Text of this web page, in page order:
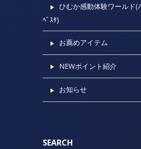
ひむか感動体験ワールド(ﾉ
ﾍﾞｽﾀ)
お薦めアイテム
NEWポイント紹介
お知らせ
SEARCH